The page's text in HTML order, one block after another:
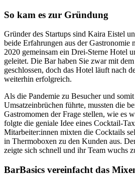
So kam es zur Gründung
Gründer des Startups sind Kaira Eistel
beide Erfahrungen aus der Gastronomie
2020 gemeinsam ein Drei-Sterne Hotel
geleitet. Die Bar haben Sie zwar mit
geschlossen, doch das Hotel läuft nach
weiterhin erfolgreich.
Als die Pandemie zu Besucher und
Umsatzeinbrüchen führte, mussten die
Gastromomen der Frage stellen, wie es
folgte die geniale Idee eines Cocktail-
Mitarbeiter:innen mixten die Cocktails
in Thermoboxen zu den Kunden aus.
zeigte sich schnell und ihr Team wuchs
BarBasics vereinfacht das